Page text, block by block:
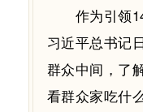
作为引领14
习近平总书记
群众中间，了
看群众家吃什